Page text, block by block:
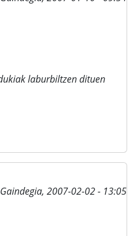
laburbiltzen dituen
Gaindegia, 2007-02-02 - 13:05